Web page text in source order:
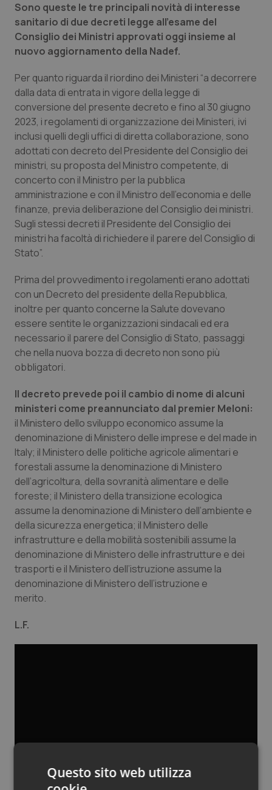
Provincia Autonoma di Bolzano
Provincia Autonoma di Trento
Puglia
Sardegna
Sicilia
Toscana
Umbria
Valle D’Aosta
Veneto
Infezioni & Febbre
Ipertensione & Scompenso
Malattie rare
Malattia di Crohn & Rettocolite Ulcerosa
Neuroscienze & patologie neurodegenerative
Obesità
Oftalmologia
Oncodermatologia
Oncoematologia
Oncologia & Nutrizione
Psoriasi & pelle
Quotidiano Cardiologia
Quotidiano Chirurgia
Quotidiano Oncologia
Quotidiano Pediatria
Rene & patologie urogenitali
Salute orale & impianti
Sangue & coagulazione
Tiroide
Vaccini
Sono queste le tre principali novità di interesse
sanitario di due decreti legge all’esame del
Consiglio dei Ministri approvati oggi insieme al
nuovo aggiornamento della Nadef.
Per quanto riguarda il riordino dei Ministeri “a decorrere
dalla data di entrata in vigore della legge di
conversione del presente decreto e fino al 30 giugno
2023, i regolamenti di organizzazione dei Ministeri, ivi
inclusi quelli degli uffici di diretta collaborazione, sono
adottati con decreto del Presidente del Consiglio dei
ministri, su proposta del Ministro competente, di
concerto con il Ministro per la pubblica
amministrazione e con il Ministro dell’economia e delle
finanze, previa deliberazione del Consiglio dei ministri.
Sugli stessi decreti il Presidente del Consiglio dei
ministri ha facoltà di richiedere il parere del Consiglio di
Stato”.
Prima del provvedimento i regolamenti erano adottati
con un Decreto del presidente della Repubblica,
inoltre per quanto concerne la Salute dovevano
essere sentite le organizzazioni sindacali ed era
necessario il parere del Consiglio di Stato, passaggi
che nella nuova bozza di decreto non sono più
obbligatori.
Il decreto prevede poi il cambio di nome di alcuni
ministeri come preannunciato dal premier Meloni:
il Ministero dello sviluppo economico assume la
denominazione di Ministero delle imprese e del made in
Italy; il Ministero delle politiche agricole alimentari e
forestali assume la denominazione di Ministero
dell’agricoltura, della sovranità alimentare e delle
foreste; il Ministero della transizione ecologica
assume la denominazione di Ministero dell’ambiente e
della sicurezza energetica; il Ministero delle
infrastrutture e della mobilità sostenibili assume la
denominazione di Ministero delle infrastrutture e dei
trasporti e il Ministero dell’istruzione assume la
denominazione di Ministero dell’istruzione e
merito.
L.F.
Questo sito web utilizza